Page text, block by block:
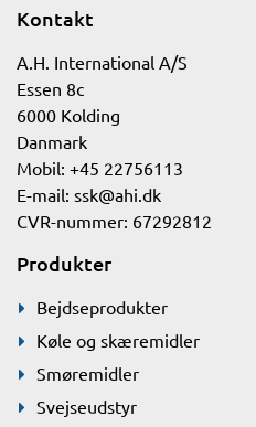
Kontakt
A.H. International A/S
Essen 8c
6000 Kolding
Danmark
Mobil: +45 22756113
E-mail: ssk@ahi.dk
CVR-nummer: 67292812
Produkter
Bejdseprodukter
Køle og skæremidler
Smøremidler
Svejseudstyr